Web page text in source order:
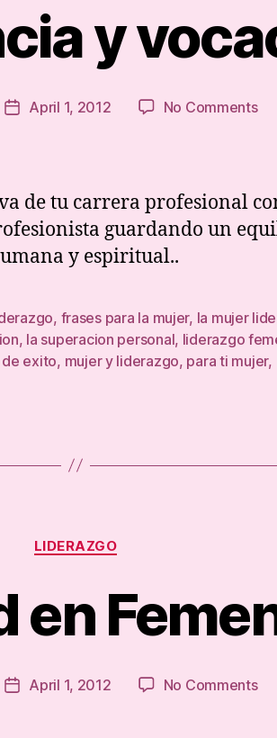
y
PostApril 1, 2012 No Commentson
de tu carrera profesional
guardando un
y espiritual..
, frases para la mujer, la mujer
, la superacion personal, liderazgo
exito, mujer y liderazgo, para ti mujer,
Categories
LIDERAZGO
en
PostApril 1, 2012 No Commentson